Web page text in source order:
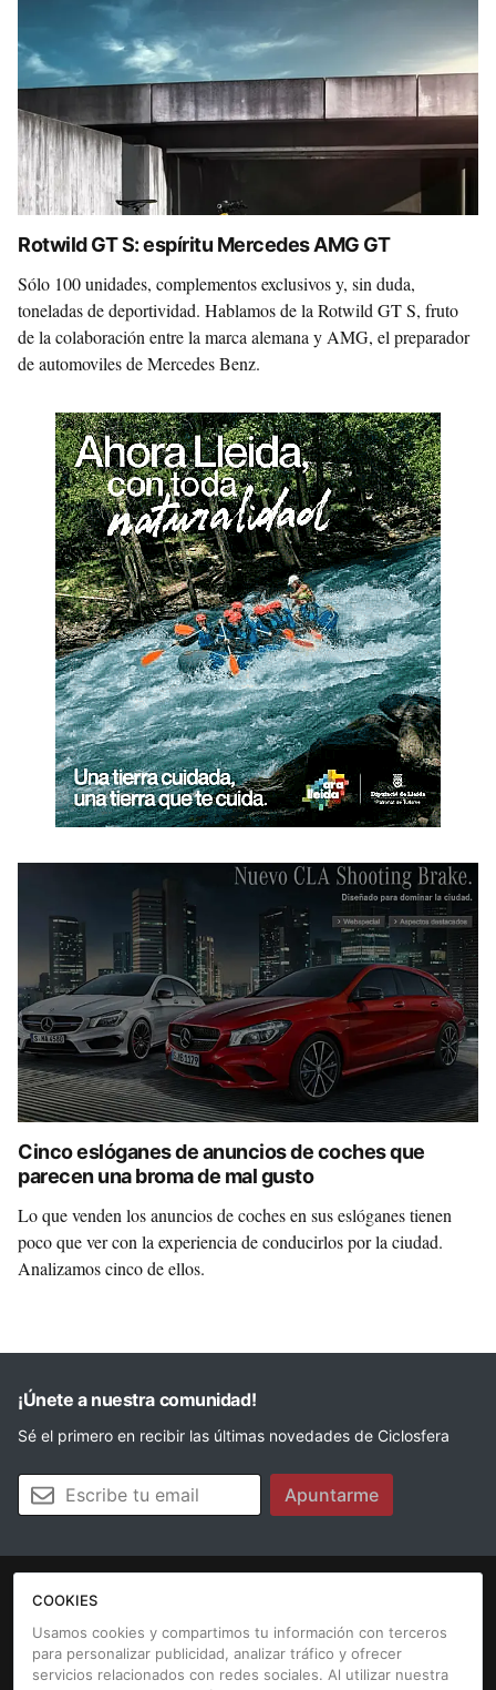
Rotwild GT S: espíritu Mercedes AMG GT
Sólo 100 unidades, complementos exclusivos y, sin duda,
toneladas de deportividad. Hablamos de la Rotwild GT S, fruto
de la colaboración entre la marca alemana y AMG, el preparador
de automoviles de Mercedes Benz.
Cinco eslóganes de anuncios de coches que
parecen una broma de mal gusto
Lo que venden los anuncios de coches en sus eslóganes tienen
poco que ver con la experiencia de conducirlos por la ciudad.
Analizamos cinco de ellos.
¡Únete a nuestra comunidad!
Sé el primero en recibir las últimas novedades de Ciclosfera
Tu email Apuntarme
La revista
Aviso legal Política de cookies
COOKIES
Usamos cookies y compartimos tu información con terceros
para personalizar publicidad, analizar tráfico y ofrecer
servicios relacionados con redes sociales. Al utilizar nuestra